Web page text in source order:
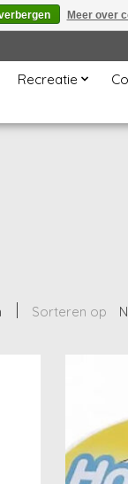
Recreatie
Sorteren op
Meer over